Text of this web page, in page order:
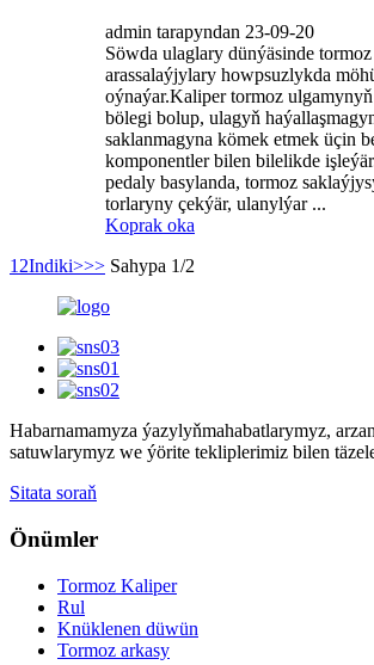
admin tarapyndan 23-09-20
Söwda ulaglary dünýäsinde tormoz
arassalaýjylary howpsuzlykda
oýnaýar.Kaliper tormoz
bölegi bolup, ulagyň
saklanmagyna kömek etmek üçin
komponentler bilen bilelikde
pedaly basylanda, tormoz
torlaryny çekýär, ulanylýar ...
Koprak oka
1 2Indiki>>> Sahypa 1/2
Habarnamamyza ýazylyňmahabatlarymyz,
satuwlarymyz we ýörite tekliplerimiz bilen
Sitata soraň
Önümler
Tormoz Kaliper
Rul
Knüklenen düwün
Tormoz arkasy